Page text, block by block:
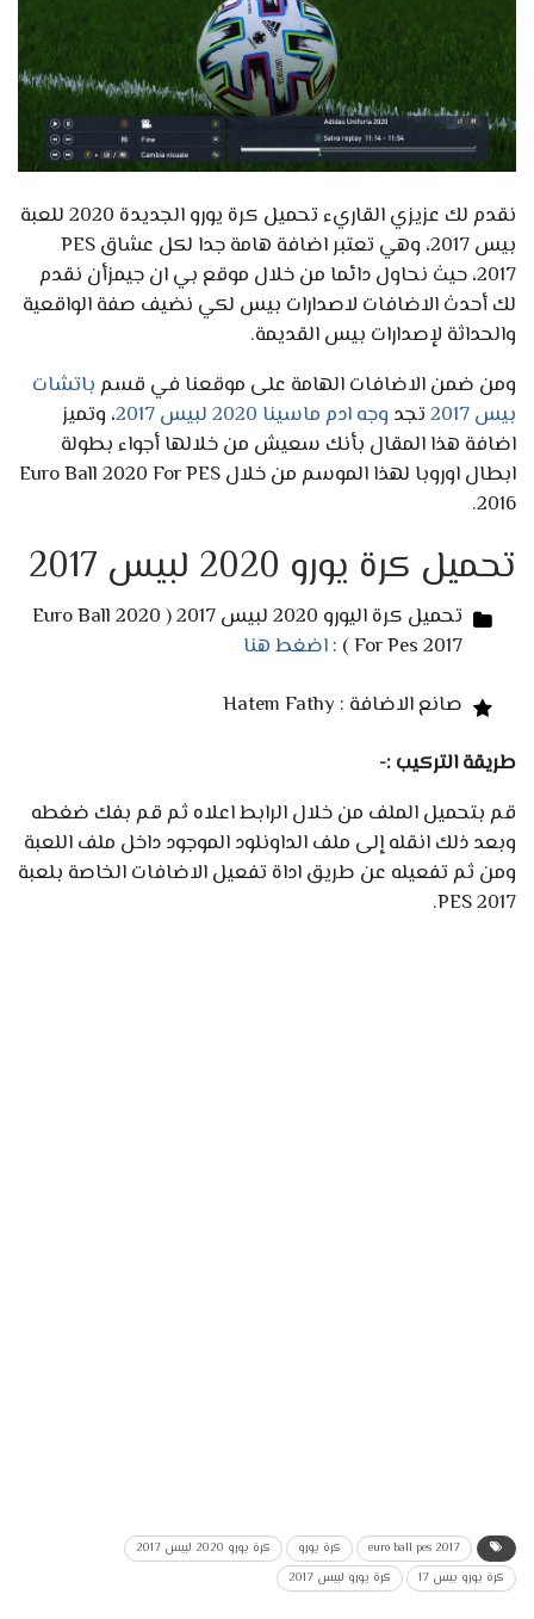
نقدم لك عزيزي القاريء تحميل كرة يورو الجديدة 2020 للعبة
بيس 2017، وهي تعتبر اضافة هامة جدا لكل عشاق PES
2017، حيث نحاول دائما من خلال موقع بي ان جيمزأن نقدم
لك أحدث الاضافات لاصدارات بيس لكي نضيف صفة الواقعية
والحداثة لإصدارات بيس القديمة.
ومن ضمن الاضافات الهامة على موقعنا في قسم باتشات
بيس 2017
تجد وجه ادم ماسينا 2020 لبيس 2017
، وتميز
اضافة هذا المقال بأنك سعيش من خلالها أجواء بطولة
ابطال اوروبا لهذا الموسم من خلال Euro Ball 2020 For PES
2016.
تحميل كرة يورو 2020 لبيس 2017
تحميل كرة اليورو 2020 لبيس 2017 ( Euro Ball 2020
For Pes 2017 ) :
اضغط هنا
صانع الاضافة : Hatem Fathy
طريقة التركيب :-
قم بتحميل الملف من خلال الرابط اعلاه ثم قم بفك ضغطه
وبعد ذلك انقله إلى ملف الداونلود الموجود داخل ملف اللعبة
ومن ثم تفعيله عن طريق اداة تفعيل الاضافات الخاصة بلعبة
PES 2017.
euro ball pes 2017 كرة يورو
كرة يورو 2020 لبيس 2017
كرة يورو بيس 17
كرة يورو لبيس 2017